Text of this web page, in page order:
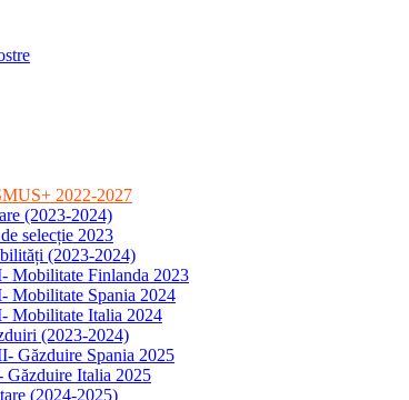
2022-2027
(2023-2024)
selecție 2023
(2023-2024)
Mobilitate Finlanda 2023
Mobilitate Spania 2024
Mobilitate Italia 2024
(2023-2024)
Găzduire Spania 2025
Găzduire Italia 2025
(2024-2025)